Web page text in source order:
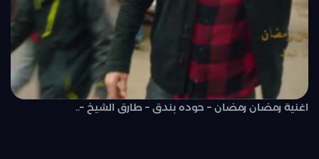
اغنية رمضان رمضان – حوده بندق – طارق الشيخ –..